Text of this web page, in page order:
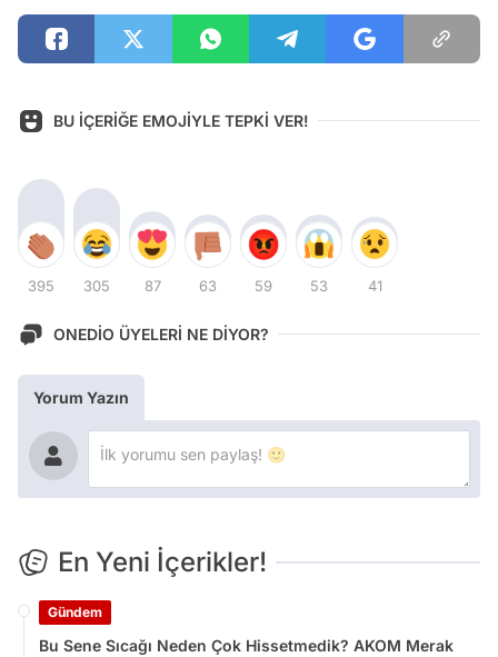
BU İÇERİĞE EMOJİYLE TEPKİ VER!
395 305 87 63 59 53 41
ONEDİO ÜYELERİ NE DİYOR?
Yorum Yazın
En Yeni İçerikler!
Gündem
Bu Sene Sıcağı Neden Çok Hissetmedik? AKOM Merak